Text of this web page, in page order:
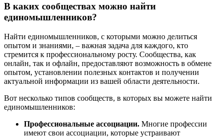
В каких сообществах можно найти
единомышленников?
Найти единомышленников, с которыми можно делиться
опытом и знаниями, – важная задача для каждого, кто
стремится к профессиональному росту. Сообщества, как
онлайн, так и офлайн, предоставляют возможность в обмене
опытом, установлении полезных контактов и получении
актуальной информации из вашей области деятельности.
Вот несколько типов сообществ, в которых вы можете найти
единомышленников:
Профессиональные ассоциации. Многие профессии
имеют свои ассоциации, которые устраивают